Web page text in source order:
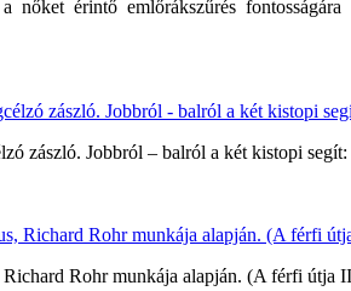
nőket érintő emlőrákszűrés fontosságára
zászló. Jobbról – balról a két kistopi
Rohr munkája alapján. (A férfi útja